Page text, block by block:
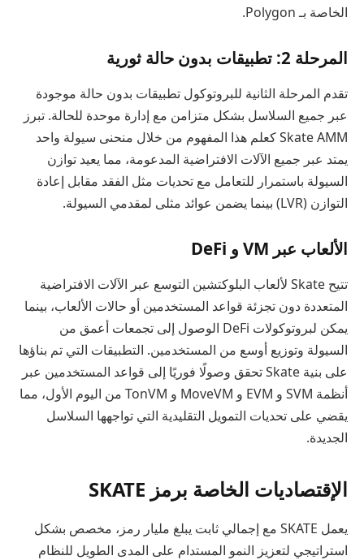
الخاصة بـ Polygon.
المرحلة 2: تطبيقات بدون حالة ثورية
تقدم المرحلة الثانية للبروتوكول تطبيقات بدون حالة موجودة
عبر جميع السلاسل بشكل متزامن مع إدارة موحدة للحالة. تبرز
Skate AMM كعلم هذا المفهوم من خلال منحنى سيولة واحد
يمتد عبر جميع الآلات الافتراضية المدعومة، مما يعيد توازن
السيولة باستمرار للتعامل مع تحديات مثل الفقد مقابل إعادة
التوازن (LVR) بينما يضمن عوائد مثلى لمقدمي السيولة.
الألعاب عبر VM و DeFi
تتيح Skate لألعاب البلوكتشين التوسع عبر الآلات الافتراضية
المتعددة دون تجزئة قواعد المستخدمين أو حالات الألعاب، بينما
يمكن لبروتوكولات DeFi الوصول إلى تجمعات أعمق من
السيولة وتوزيع أوسع من المستخدمين. التطبيقات التي تم بناؤها
على بنية Skate تحقق وصولًا فوريًا إلى قواعد المستخدمين عبر
أنظمة SVM و EVM و MoveVM و TonVM من اليوم الأول، مما
يقضي على تحديات التمويل التقليدية التي تواجهها السلاسل
الجديدة.
الإقتصاديات الخاصة برمز SKATE
يعمل SKATE مع إجمالي ثابت يبلغ مليار رمز، مخصص بشكل
استراتيجي لتعزيز النمو المستدام على المدى الطويل للنظام